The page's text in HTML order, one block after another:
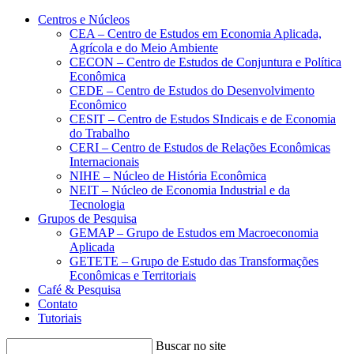
Conteúdo principal Menu principal
Centros e Núcleos
CEA – Centro de Estudos em Economia Aplicada,
Agrícola e do Meio Ambiente
CECON – Centro de Estudos de Conjuntura e Política
Econômica
CEDE – Centro de Estudos do Desenvolvimento
Econômico
CESIT – Centro de Estudos SIndicais e de Economia
do Trabalho
CERI – Centro de Estudos de Relações Econômicas
Internacionais
NIHE – Núcleo de História Econômica
NEIT – Núcleo de Economia Industrial e da
Tecnologia
Grupos de Pesquisa
GEMAP – Grupo de Estudos em Macroeconomia
Aplicada
GETETE – Grupo de Estudo das Transformações
Econômicas e Territoriais
Café & Pesquisa
Contato
Tutoriais
Buscar no site